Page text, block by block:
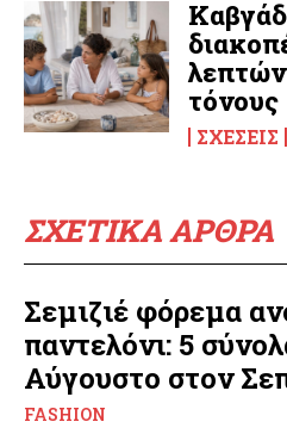
λεπτών
τόνους
ΣΧΈΣΕΙΣ
ΣΧΕΤΙΚΑ ΑΡΘΡΑ
Σεμιζιέ φόρεμα
παντελόνι: 5
Αύγουστο στον
FASHION